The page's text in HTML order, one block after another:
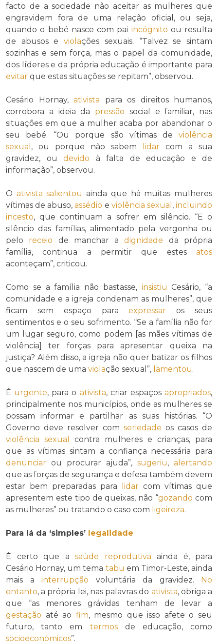
facto de a sociedade não aceitar as mulheres que
engravidem fora de uma relação oficial, ou seja,
quando o bebé nasce com pai incógnito ou resulta
de abusos eviolações sexuais. “Talvez se sintam
sozinhas e sem força, mas o papel da comunidade,
dos líderes e da própria educação é importante para
evitar que estas situações se repitam”, observou.
Cesário Hornay, ativista para os direitos humanos,
corrobora a ideia da pressão social e familiar, nas
situações em que a mulher acaba por abandonar o
seu bebé. “Ou porque são vítimas de violência
sexual , ou porque não sabem lidar com a sua
gravidez, ou devido à falta de educação e de
informação”, observou.
O ativista salientou ainda que há muitas mulheres
vítimas de abuso,assédio e violência sexual ,incluindo
incesto, que continuam a sofrer em silêncio. “E o
silêncio das famílias, alimentado pela vergonha ou
pelo receio de manchar adignidade da própria
família, continua a permitir que estes atos
aconteçam”, criticou.
Como se a família não bastasse, insistiu Cesário, “a
comunidade e a igreja condenam as mulheres”, que
ficam sem espaço paraexpressar os seus
sentimentos e o seu sofrimento. “Se a família não for
um lugar seguro, como podem [as mães vítimas de
violência] ter forças para apresentar queixa na
justiça? Além disso, a igreja não quer batizar os filhos
que nascem de uma violação sexual”, lamentou.
É urgente, para o ativista, criar espaçosapropriados,
principalmente nos municípios, onde as mulheres se
possam informar e partilhar as suas histórias. “O
Governo deve resolver com seriedade os casos de
violência sexual
contra mulheres e crianças, para
que as vítimas sintam a confiança necessária para
denunciar ou procurar ajuda”, sugeriu, alertando
que as forças de segurança e defesa também devem
estar bem preparadas para
lidar com vítimas que
apresentem este tipo de queixas, não “gozando com
as mulheres” ou tratando o caso com ligeireza.
Para lá da ‘simples’ legalidade
É certo que a saúde reprodutiva ainda é, para
Cesário Hornay, um tema tabu em Timor-Leste, ainda
mais a interrupção voluntária da gravidez.
No
entanto, a própria lei, nas palavras do ativista, obriga a
que “as menores grávidas tenham de levar a
gestação até ao fim, mesmo que isso afete o seu
futuro, tanto em termosde educação, como
socioeconómicos”.